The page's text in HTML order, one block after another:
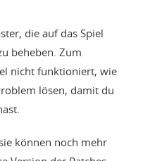
die auf das Spiel
beheben. Zum
nicht funktioniert, wie
lösen, damit du
können noch mehr